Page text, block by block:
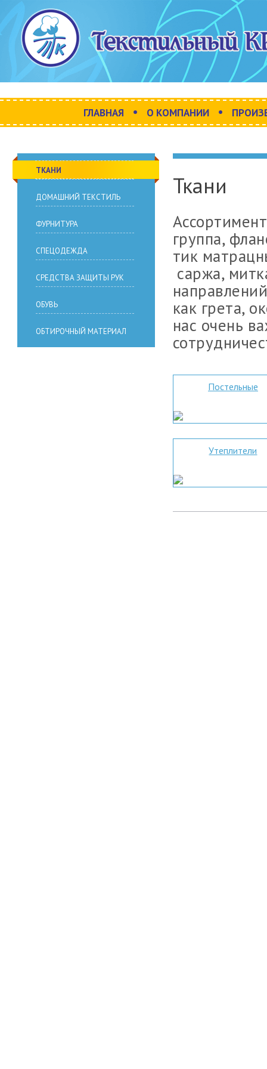
ГЛАВНАЯ • О КОМПАНИИ •
Ткани
группа,
тик
саржа,
как грета,
нас очень
Постельные
Утеплители
ТКАНИ
ДОМАШНИЙ ТЕКСТИЛЬ
ФУРНИТУРА
СПЕЦОДЕЖДА
СРЕДСТВА ЗАЩИТЫ РУК
ОБУВЬ
ОБТИРОЧНЫЙ МАТЕРИАЛ